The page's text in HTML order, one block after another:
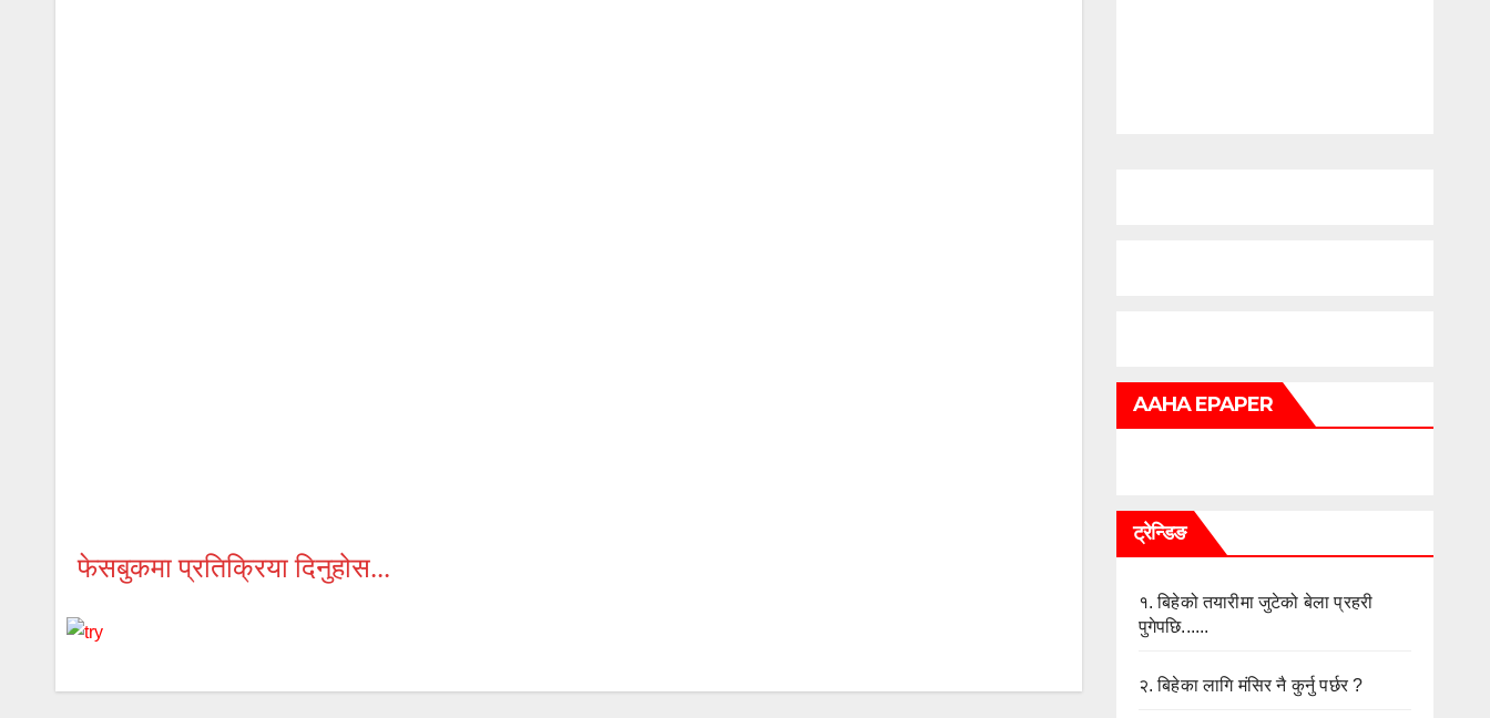
फेसबुकमा प्रतिक्रिया दिनुहोस...
AAHA EPAPER
ट्रेन्डिङ
१.बिहेको तयारीमा जुटेको बेला प्रहरी
पुगेपछि......
२.बिहेका लागि मंसिर नै कुर्नु पर्छर ?